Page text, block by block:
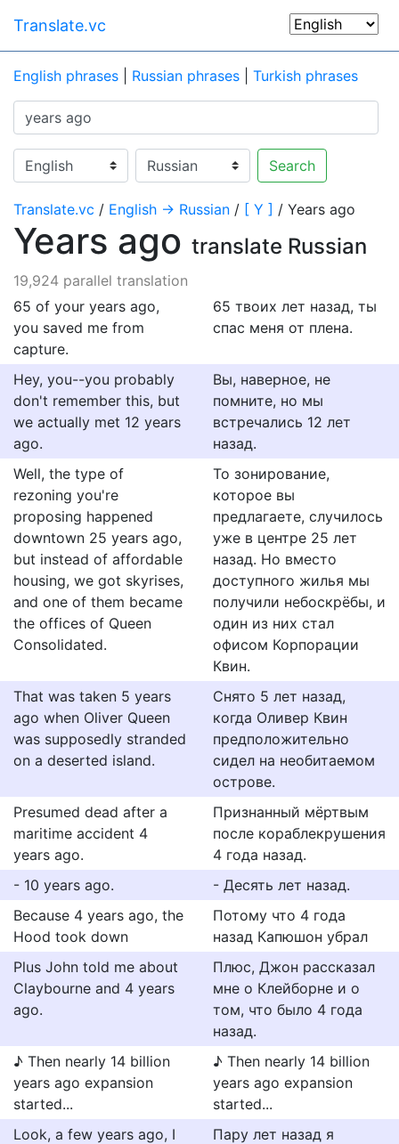
Translate.vc
English phrases Russian phrases Turkish phrases
Search
Translate.vc / English → Russian / [ Y ] / Years ago
Years ago translate Russian
19,924 parallel translation
65 of your years ago,
you saved me from
capture.
65 твоих лет назад, ты
спас меня от плена.
Hey, you--you probably
don't remember this, but
we actually met 12 years
ago.
Вы, наверное, не
помните, но мы
встречались 12 лет
назад.
Well, the type of
rezoning you're
proposing happened
downtown 25 years ago,
but instead of affordable
housing, we got skyrises,
and one of them became
the offices of Queen
Consolidated.
То зонирование,
которое вы
предлагаете, случилось
уже в центре 25 лет
назад. Но вместо
доступного жилья мы
получили небоскрёбы, и
один из них стал
офисом Корпорации
Квин.
That was taken 5 years
ago when Oliver Queen
was supposedly stranded
on a deserted island.
Снято 5 лет назад,
когда Оливер Квин
предположительно
сидел на необитаемом
острове.
Presumed dead after a
maritime accident 4
years ago.
Признанный мёртвым
после кораблекрушения
4 года назад.
- 10 years ago.
- Десять лет назад.
Because 4 years ago, the
Hood took down
Потому что 4 года
назад Капюшон убрал
Plus John told me about
Claybourne and 4 years
ago.
Плюс, Джон рассказал
мне о Клейборне и о
том, что было 4 года
назад.
♪ Then nearly 14 billion
years ago expansion
started...
♪ Then nearly 14 billion
years ago expansion
started...
Look, a few years ago, I
Пару лет назад я